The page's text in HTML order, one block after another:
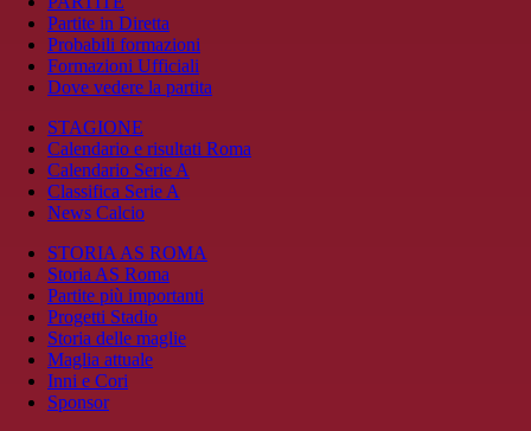
Partite in Diretta
Probabili formazioni
Formazioni Ufficiali
Dove vedere la partita
STAGIONE
Calendario e risultati Roma
Calendario Serie A
Classifica Serie A
News Calcio
STORIA AS ROMA
Storia AS Roma
Partite più importanti
Progetti Stadio
Storia delle maglie
Maglia attuale
Inni e Cori
Sponsor